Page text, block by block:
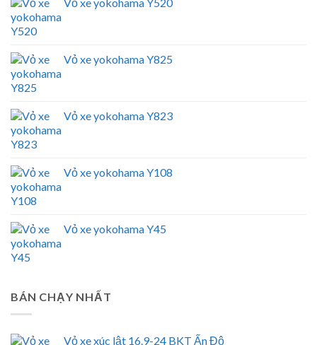
Vỏ xe yokohama Y825
Vỏ xe yokohama Y823
Vỏ xe yokohama Y108
Vỏ xe yokohama Y45
BÁN CHẠY NHẤT
Vỏ xe xúc lật 16.9-24 BKT Ấn Độ